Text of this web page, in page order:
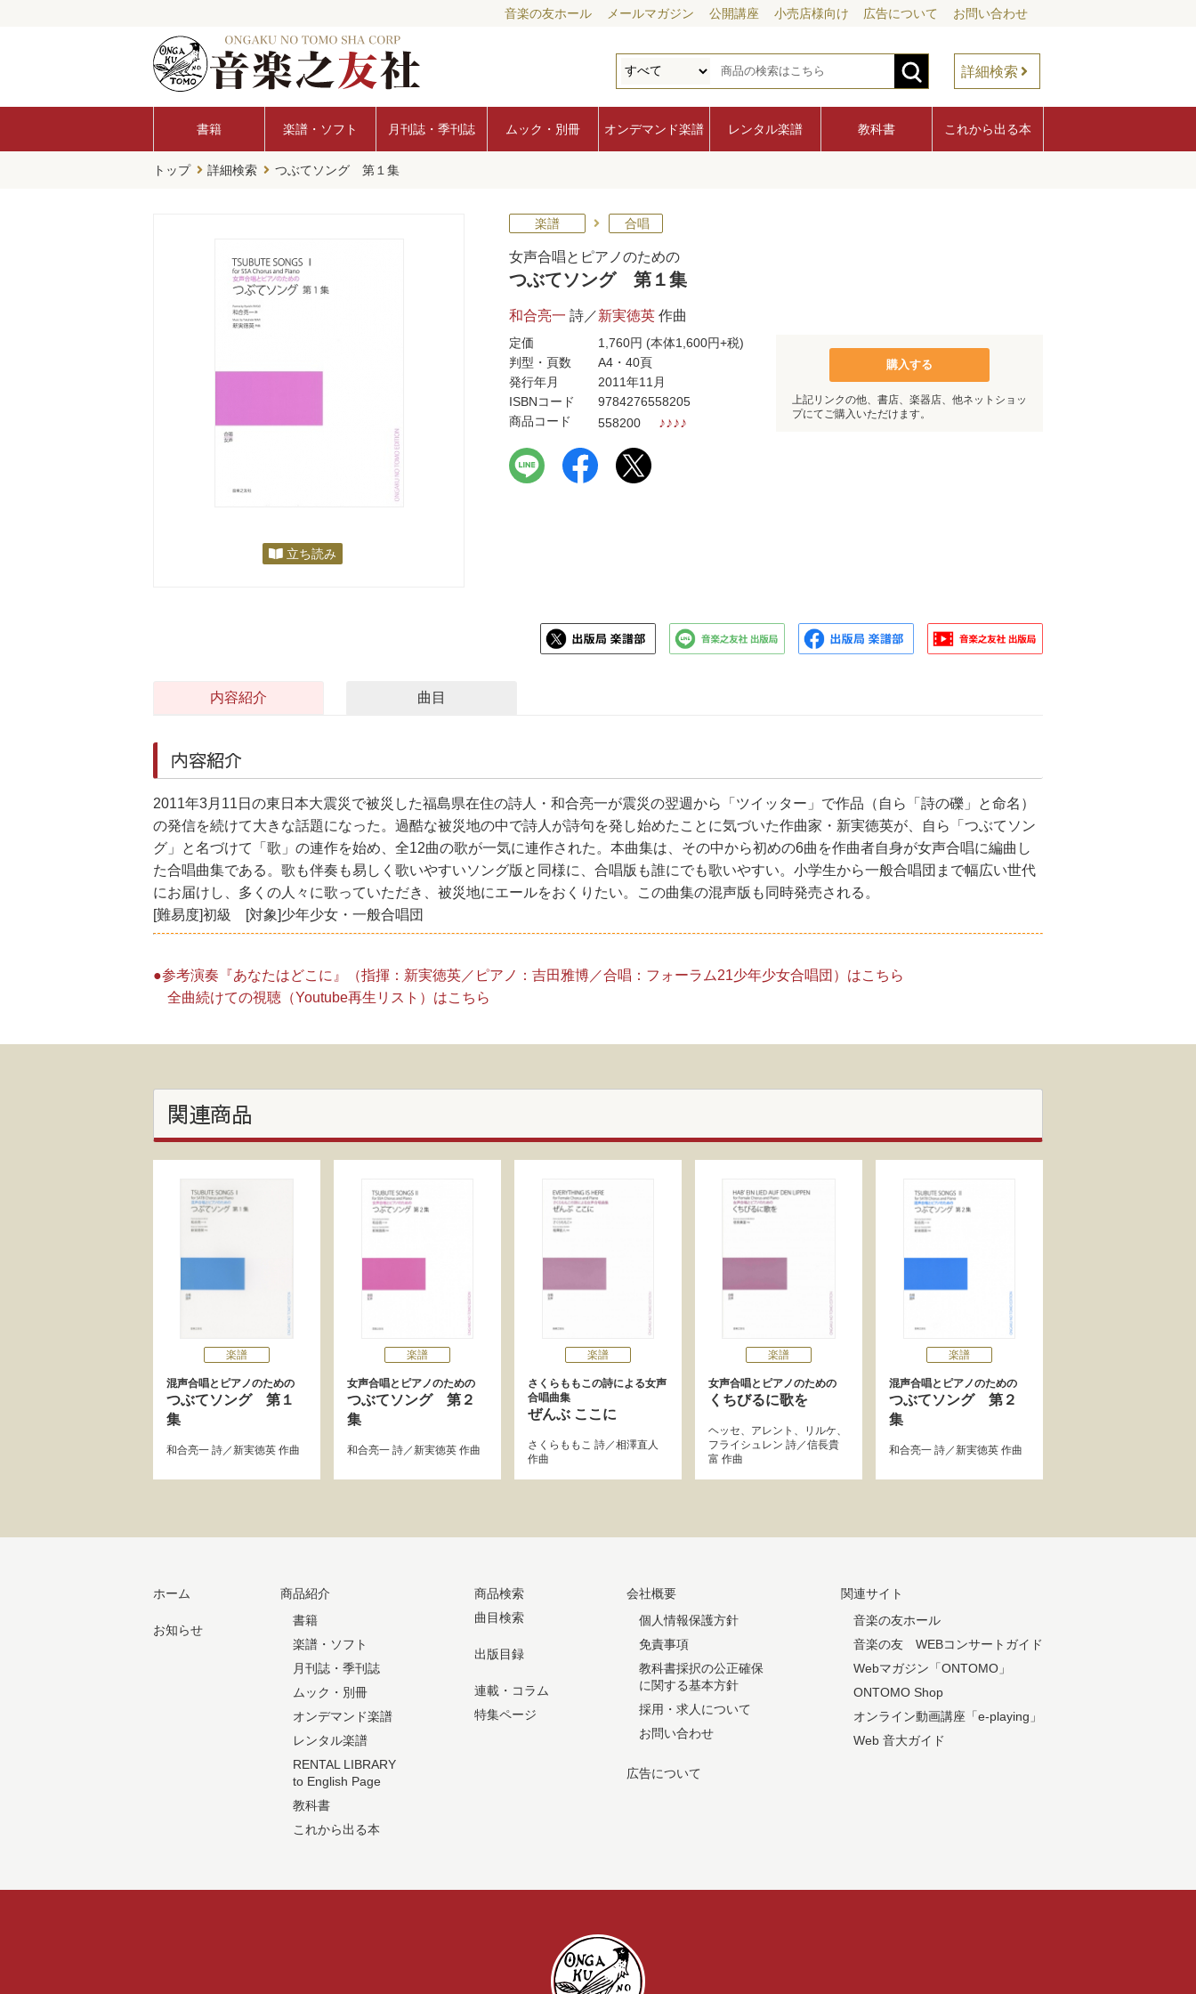
音楽の友ホール メールマガジン 公開講座 小売店様向け 広告について お問い合わせ
詳細検索
書籍 楽譜・ソフト 月刊誌・季刊誌 ムック・別冊 オンデマンド楽譜 レンタル楽譜 教科書 これから出る本
トップ 詳細検索 つぶてソング 第１集
立ち読み
楽譜 合唱
女声合唱とピアノのための
つぶてソング 第１集
和合亮一 詩／新実徳英 作曲
定価 1,760円 (本体1,600円+税)
判型・頁数
A4・40頁
発行年月
2011年11月
ISBNコード
9784276558205
商品コード
558200 ♪♪♪♪
購入する
上記リンクの他、書店、楽器店、他ネットショッ
プにてご購入いただけます。
内容紹介 曲目
内容紹介
2011年3月11日の東日本大震災で被災した福島県在住の詩人・和合亮一が震災の翌週から「ツイッター」で作品（自ら「詩の礫」と命名）
の発信を続けて大きな話題になった。過酷な被災地の中で詩人が詩句を発し始めたことに気づいた作曲家・新実徳英が、自ら「つぶてソン
グ」と名づけて「歌」の連作を始め、全12曲の歌が一気に連作された。本曲集は、その中から初めの6曲を作曲者自身が女声合唱に編曲し
た合唱曲集である。歌も伴奏も易しく歌いやすいソング版と同様に、合唱版も誰にでも歌いやすい。小学生から一般合唱団まで幅広い世代
にお届けし、多くの人々に歌っていただき、被災地にエールをおくりたい。この曲集の混声版も同時発売される。
[難易度]初級 [対象]少年少女・一般合唱団
●参考演奏『あなたはどこに』（指揮：新実徳英／ピアノ：吉田雅博／合唱：フォーラム21少年少女合唱団）はこちら
全曲続けての視聴（Youtube再生リスト）はこちら
関連商品
楽譜
混声合唱とピアノのための
つぶてソング 第１
集
和合亮一 詩／新実徳英 作曲
楽譜
女声合唱とピアノのための
つぶてソング 第２
集
和合亮一 詩／新実徳英 作曲
楽譜
さくらももこの詩による女声
合唱曲集
ぜんぶ ここに
さくらももこ 詩／相澤直人
作曲
楽譜
女声合唱とピアノのための
くちびるに歌を
ヘッセ、 アレント 、 リルケ、
フライシュレン 詩／信長貴
富 作曲
楽譜
混声合唱とピアノのための
つぶてソング 第２
集
和合亮一 詩／新実徳英 作曲
ホーム
お知らせ
商品紹介
書籍
楽譜・ソフト
月刊誌・季刊誌
ムック・別冊
オンデマンド楽譜
レンタル楽譜
RENTAL LIBRARY
to English Page
教科書
これから出る本
商品検索
曲目検索
出版目録
連載・コラム
特集ページ
会社概要
個人情報保護方針
免責事項
教科書採択の公正確保
に関する基本方針
採用・求人について
お問い合わせ
広告について
関連サイト
音楽の友ホール
音楽の友 WEBコンサートガイド
Webマガジン「ONTOMO」
ONTOMO Shop
オンライン動画講座「e-playing」
Web 音大ガイド